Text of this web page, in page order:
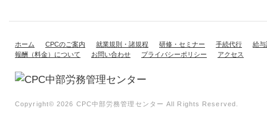
ホーム CPCのご案内 就業規則・諸規程 研修・セミナー 手続代行
給与
報酬（料金）について
お問い合わせ プライバシーポリシー アクセス
Copyright©2026 CPC中部労務管理センター All Rights Reserved.